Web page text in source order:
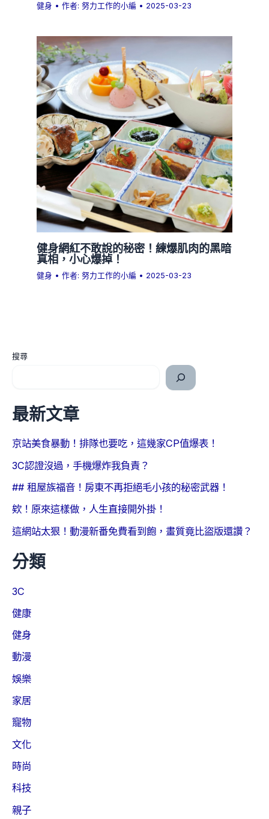
健身 • 作者:努力工作的小編 • 2025-03-23
健身網紅不敢說的秘密！練爆肌肉的黑暗
真相，小心爆掉！
健身 • 作者:努力工作的小編 • 2025-03-23
搜尋
最新文章
京站美食暴動！排隊也要吃，這幾家CP值爆表！
3C認證沒過，手機爆炸我負責？
## 租屋族福音！房東不再拒絕毛小孩的秘密武器！
欸！原來這樣做，人生直接開外掛！
這網站太狠！動漫新番免費看到飽，畫質竟比盜版還讚？
分類
3C
健康
健身
動漫
娛樂
家居
寵物
文化
時尚
科技
親子